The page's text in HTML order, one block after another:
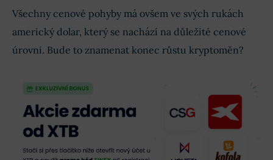
Všechny cenové pohyby má ovšem ve svých rukách
americký dolar, který se nachází na důležité cenové
úrovni. Bude to znamenat konec růstu kryptoměn?